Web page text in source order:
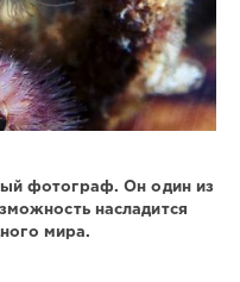
фотограф. Он один из
насладится
мира.